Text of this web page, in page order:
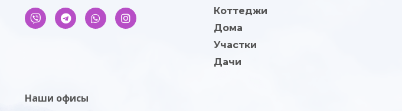
Коттеджи
Дома
Участки
Дачи
Наши офисы